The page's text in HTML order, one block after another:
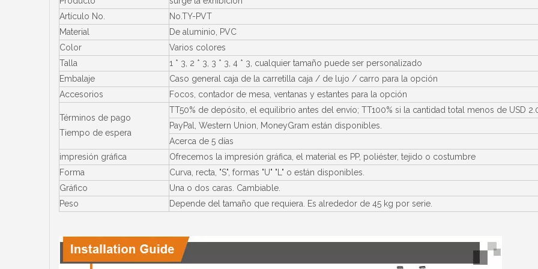
Artículo No.
No.TY-PVT
Material
De aluminio, PVC
Color
Varios colores
Talla
1 * 3, 2 * 3, 3 * 3, 4 * 3, cualquier tamaño puede ser personalizado
Embalaje
Caso general caja de la carretilla caja / de lujo / carro para la opción
Accesorios
Focos, contador de mesa, ventanas y estantes para la opción
Términos de pago
Tiempo de espera
TT50% de depósito, el equilibrio antes del envío; TT100% si la cantidad total menos de USD
PayPal, Western Union, MoneyGram están disponibles.
Acerca de 5 días
impresión gráfica
Ofrecemos la impresión gráfica, el material es PP, poliéster, tejido o costumbre
Forma
Curva, recta, "S", formas "U" "L" o están disponibles.
Gráfico
Una o dos caras. Cambiable.
Peso
Depende del tamaño que requiera. Es alrededor de 45 kg por serie.